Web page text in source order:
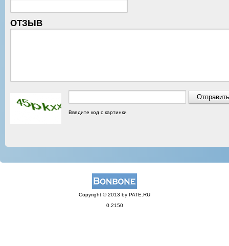
ОТЗЫВ
Введите код с картинки
Copyright © 2013 by PATE.RU
0.2150